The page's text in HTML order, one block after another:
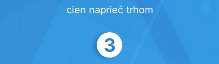
cien naprieč trhom
3